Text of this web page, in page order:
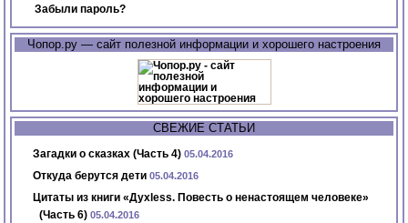
Забыли пароль?
Чопор.ру — сайт полезной информации и хорошего настроения
СВЕЖИЕ СТАТЬИ
Загадки о сказках (Часть 4) 05.04.2016
Откуда берутся дети 05.04.2016
Цитаты из книги «Духless. Повесть о ненастоящем человеке»
(Часть 6) 05.04.2016